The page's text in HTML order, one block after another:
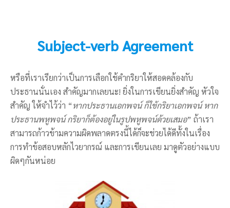
Subject-verb Agreement
หรือที่เราเรียกว่าเป็นการเลือกใช้คำกริยาให้สอดคล้องกับ
ประธานนั่นเอง สำคัญมากเลยนะ! ยิ่งในการเขียนยิ่งสำคัญ หัวใจ
สำคัญ ให้จำไว้ว่า “หากประธานเอกพจน์ ก็ใช้กริยาเอกพจน์ หาก
ประธานพหูพจน์ กริยาก็ต้องอยู่ในรูปพหูพจน์ด้วยเสมอ” ถ้าเรา
สามารถก้าวข้ามความผิดพลาดตรงนี้ได้ก็จะช่วยได้ดีทั้งในเรื่อง
การทำข้อสอบหลักไวยากรณ์ และการเขียนเลย มาดูตัวอย่างแบบ
ผิดๆกันหน่อย